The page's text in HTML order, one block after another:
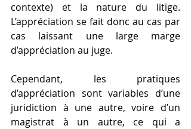
contexte) et la nature du litige.
L’appréciation se fait donc au cas par
cas laissant une large marge
d’appréciation au juge.
Cependant, les pratiques
d’appréciation sont variables d’une
juridiction à une autre, voire d’un
magistrat à un autre, ce qui a